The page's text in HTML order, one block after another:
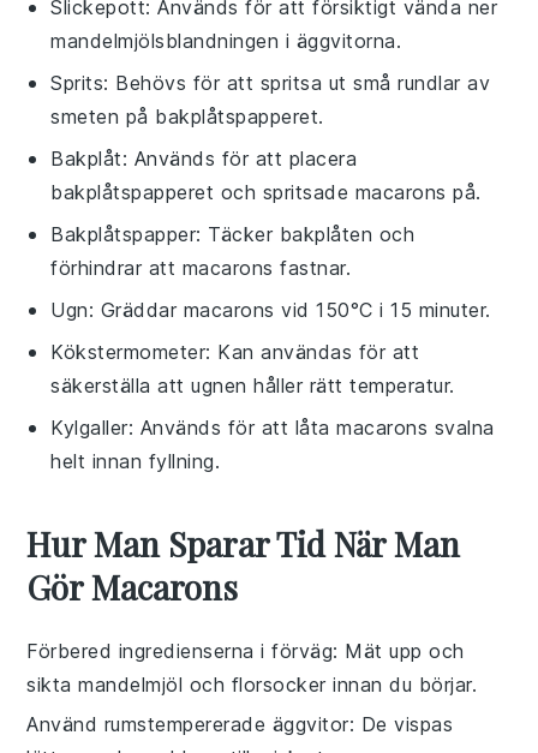
Slickepott: Används för att försiktigt vända ner
mandelmjölsblandningen i äggvitorna.
Sprits: Behövs för att spritsa ut små rundlar av
smeten på bakplåtspapperet.
Bakplåt: Används för att placera
bakplåtspapperet och spritsade macarons på.
Bakplåtspapper: Täcker bakplåten och
förhindrar att macarons fastnar.
Ugn: Gräddar macarons vid 150°C i 15 minuter.
Kökstermometer: Kan användas för att
säkerställa att ugnen håller rätt temperatur.
Kylgaller: Används för att låta macarons svalna
helt innan fyllning.
Hur Man Sparar Tid När Man
Gör Macarons
Förbered ingredienserna i förväg: Mät upp och
siktamandelmjöl och florsocker innan du börjar.
Använd rumstempererade äggvitor: De vispas